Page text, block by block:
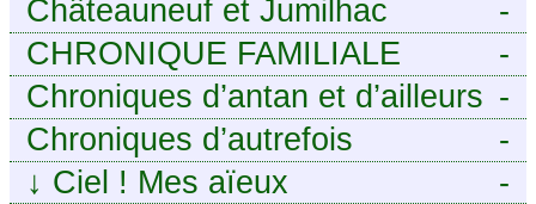
-
Châteauneuf et Jumilhac
-
CHRONIQUE FAMILIALE
-
Chroniques d’antan et d’ailleurs
-
Chroniques d’autrefois
-
↓ Ciel ! Mes aïeux